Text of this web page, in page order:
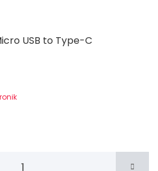
USB to Type-C